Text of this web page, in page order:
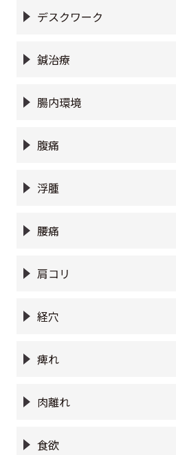
デスクワーク
鍼治療
腸内環境
腹痛
浮腫
腰痛
肩コリ
経穴
痺れ
肉離れ
食欲